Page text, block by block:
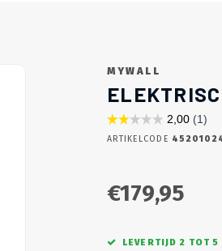
MYWALL
ARTIKELCODE
€179,95
LEVERTIJD 2 TOT 5